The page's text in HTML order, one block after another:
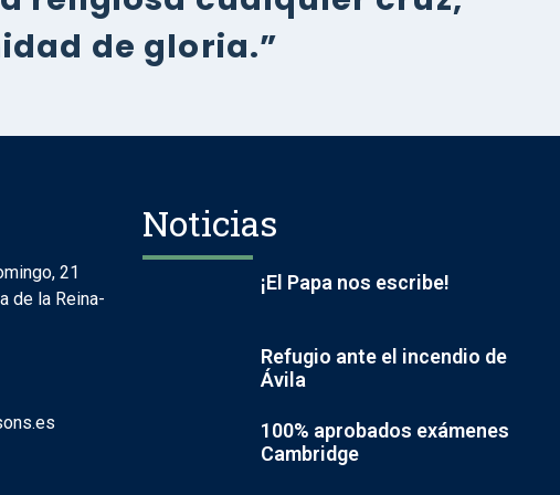
de gloria.”
21
de la Reina-
Noticias
¡El Papa nos escribe!
Refugio ante el incendio de
Ávila
100% aprobados exámenes
Cambridge